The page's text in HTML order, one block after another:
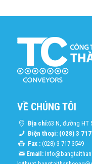
VỀ CHÚNG TÔI
Địa chỉ:63 N, đường HT
Điện thoại: (028) 3
Fax :(028) 3 717 3549
Email: